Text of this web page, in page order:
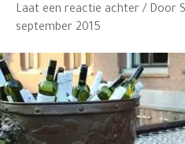
Laat een reactie achter / Door
september 2015